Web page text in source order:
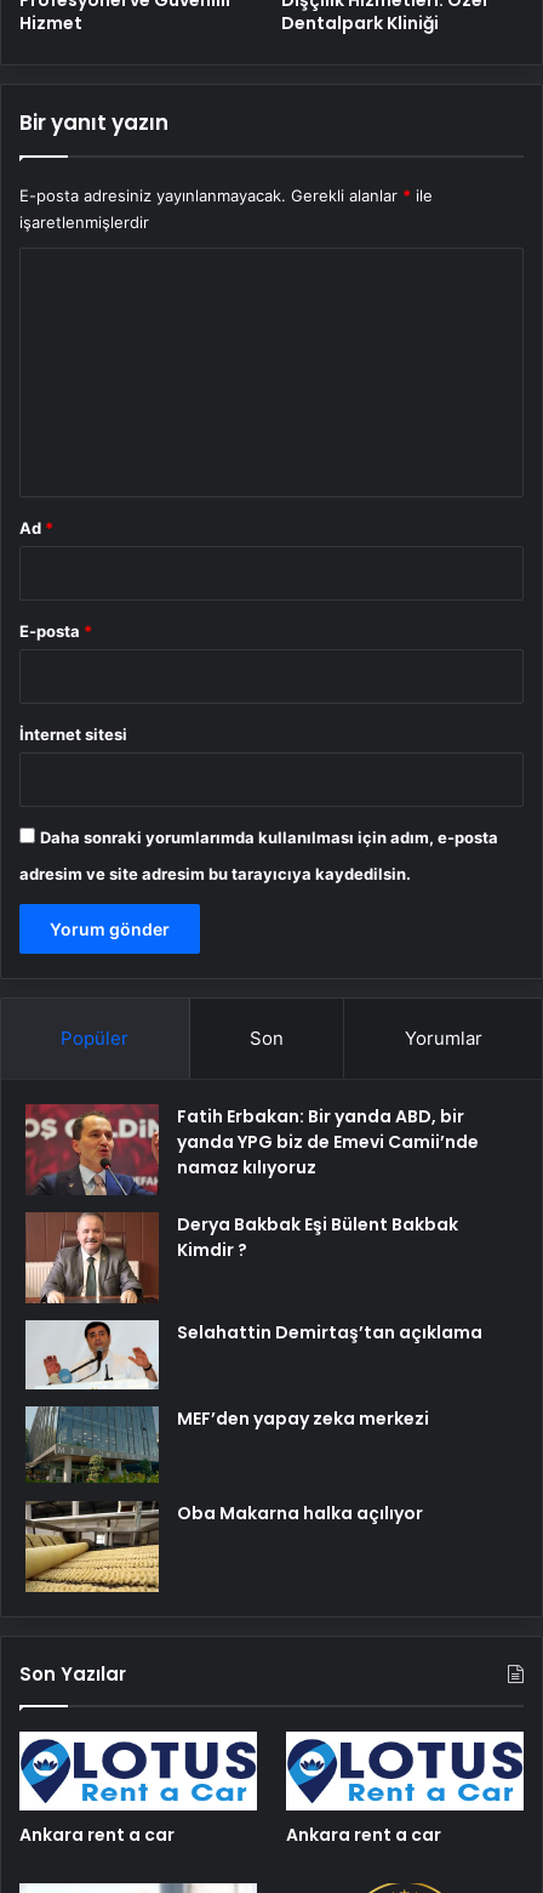
Hizmet
Dentalpark Kliniği
Bir yanıt yazın
E-posta adresiniz yayınlanmayacak. Gerekli alanlar * ile
işaretlenmişlerdir
Ad *
E-posta *
İnternet sitesi
Daha sonraki yorumlarımda kullanılması için adım, e-posta
adresim ve site adresim bu tarayıcıya kaydedilsin.
Popüler Son Yorumlar
Fatih Erbakan: Bir yanda ABD, bir
yanda YPG biz de Emevi Camii’nde
namaz kılıyoruz
Derya Bakbak Eşi Bülent Bakbak
Kimdir ?
Selahattin Demirtaş’tan açıklama
MEF’den yapay zeka merkezi
Oba Makarna halka açılıyor
Son Yazılar
Ankara rent a car Ankara rent a car